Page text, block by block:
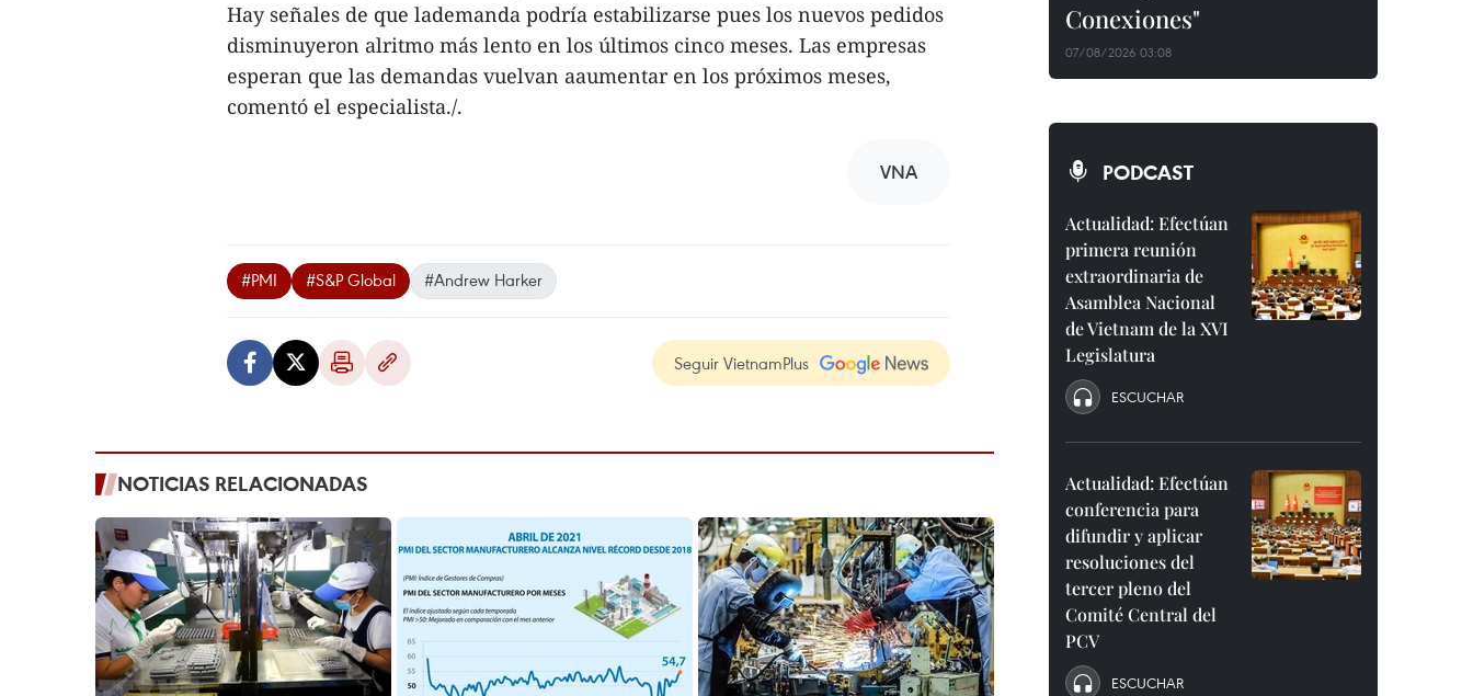
Hay señales de que lademanda podría estabilizarse pues los nuevos pedidos
disminuyeron alritmo más lento en los últimos cinco meses. Las empresas
esperan que las demandas vuelvan aaumentar en los próximos meses,
comentó el especialista./.
VNA
#PMI #S&P Global #Andrew Harker
Seguir VietnamPlus
NOTICIAS RELACIONADAS
Conexiones"
07/08/2026 03:08
PODCAST
Actualidad: Efectúan
primera reunión
extraordinaria de
Asamblea Nacional
de Vietnam de la XVI
Legislatura
ESCUCHAR
Actualidad: Efectúan
conferencia para
difundir y aplicar
resoluciones del
tercer pleno del
Comité Central del
PCV
ESCUCHAR